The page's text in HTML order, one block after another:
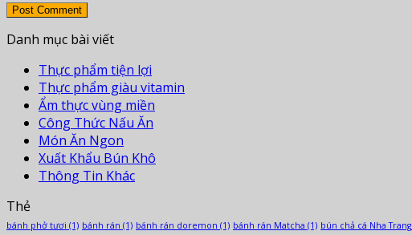
Danh mục bài viết
Thực phẩm tiện lợi
Thực phẩm giàu vitamin
Ẩm thực vùng miền
Công Thức Nấu Ăn
Món Ăn Ngon
Xuất Khẩu Bún Khô
Thông Tin Khác
Thẻ
bánh phở tươi (1) bánh rán (1) bánh rán doremon (1) bánh rán Matcha (1) bún chả cá Nha Trang